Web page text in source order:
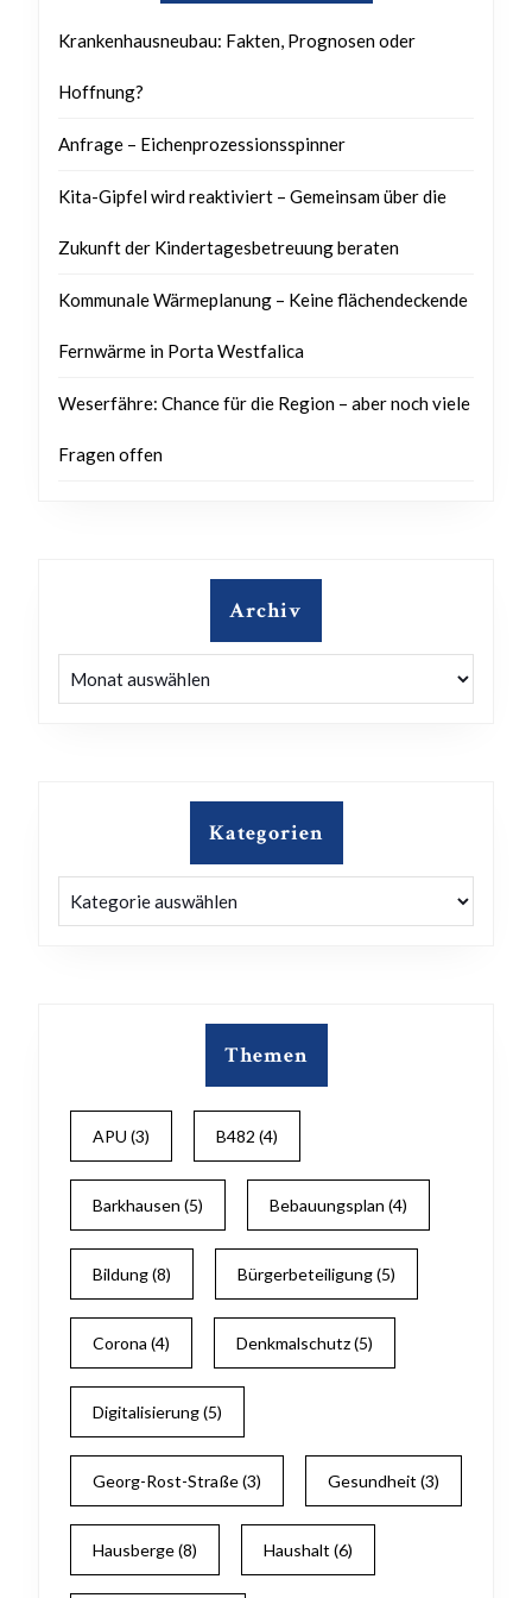
Krankenhausneubau: Fakten, Prognosen oder
Hoffnung?
Anfrage – Eichenprozessionsspinner
Kita-Gipfel wird reaktiviert – Gemeinsam über die
Zukunft der Kindertagesbetreuung beraten
Kommunale Wärmeplanung – Keine flächendeckende
Fernwärme in Porta Westfalica
Weserfähre: Chance für die Region – aber noch viele
Fragen offen
Archiv
Kategorien
Themen
APU (3) B482 (4)
Barkhausen (5) Bebauungsplan (4)
Bildung(8) Bürgerbeteiligung(5)
Corona (4) Denkmalschutz(5)
Digitalisierung(5)
Georg-Rost-Straße(3) Gesundheit (3)
Hausberge(8) Haushalt (6)